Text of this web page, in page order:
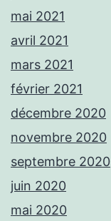
mai 2021
avril 2021
mars 2021
février 2021
décembre 2020
novembre 2020
septembre 2020
juin 2020
mai 2020